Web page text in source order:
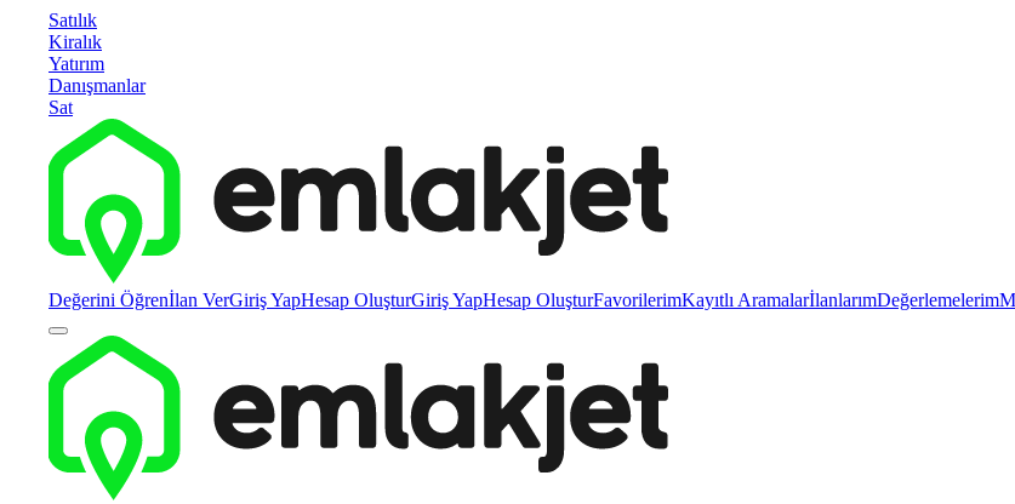
Satılık
Kiralık
Yatırım
Danışmanlar
Sat
Değerini Öğrenİlan VerGiriş YapHesap OluşturGiriş YapHesap OluşturFavorilerimKayıtlı AramalarİlanlarımDeğerlemelerim